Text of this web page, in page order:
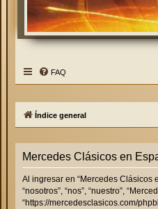
FAQ
Índice general
Mercedes Clásicos en
Al ingresar en “Mercedes Clásicos
“nosotros”, “nos”, “nuestro”,
“https://mercedesclasicos.com/